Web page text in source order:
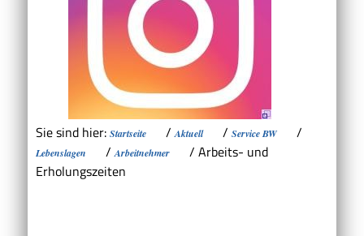
Sie sind hier: Startseite /Aktuell / Service BW /
Lebenslagen /Arbeitnehmer / Arbeits- und
Erholungszeiten